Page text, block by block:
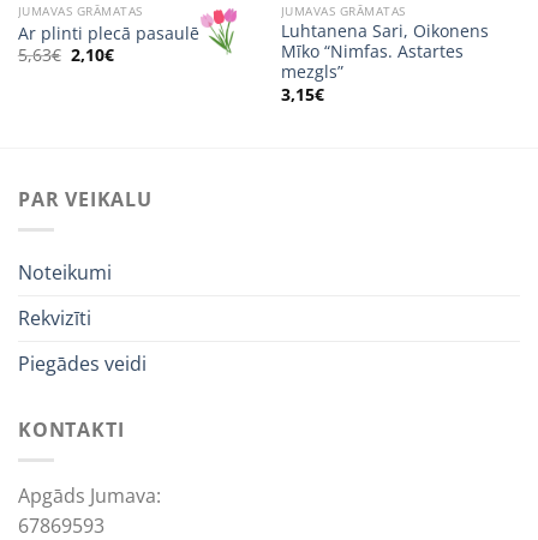
JUMAVAS GRĀMATAS
Ar plinti plecā pasaulē
5,63€ Original
price
2,10€Current
price
JUMAVAS GRĀMATAS
Luhtanena Sari, Oikonens
Mīko “Nimfas. Astartes
mezgls”
3,15€
PAR VEIKALU
Noteikumi
Rekvizīti
Piegādes veidi
KONTAKTI
Apgāds Jumava:
67869593